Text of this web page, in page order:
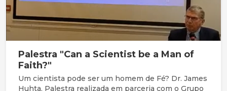
Palestra "Can a Scientist be a Man of
Faith?"
Um cientista pode ser um homem de Fé? Dr. James
Huhta. Palestra realizada em parceria com o Grupo